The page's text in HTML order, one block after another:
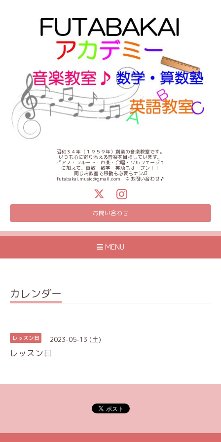
昭和３４年（１９５９年）創業の音楽教室です。
いつも心に寄り添える音楽を目指しています。
ピアノ・フルート・声楽・合唱・ソルフェージュ
に加えて、算数・数学・英語もオープン！！
同じお教室で移動も必要もナシ♫
futabakai.music@gmail.com ⇦お問い合わせ🎵
お問い合わせ
MENU
カレンダー
レッスン日 2023-05-13 (土)
レッスン日